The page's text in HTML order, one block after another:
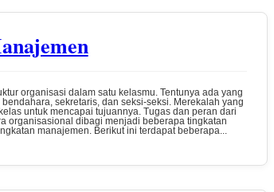
organisasi dalam satu kelasmu. Tentunya ada yang
sekretaris, dan seksi-seksi. Merekalah yang
untuk mencapai tujuannya. Tugas dan peran dari
organisasional dibagi menjadi beberapa tingkatan
manajemen. Berikut ini terdapat beberapa...